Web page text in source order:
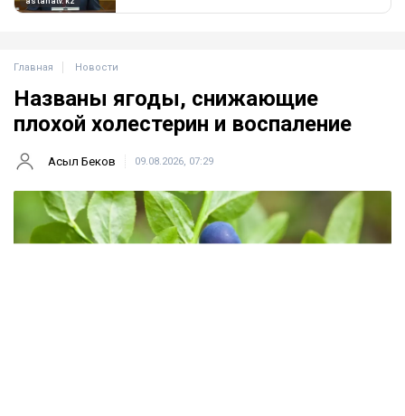
Главная Новости
Названы ягоды, снижающие
плохой холестерин и воспаление
Асыл Беков 09.08.2026, 07:29